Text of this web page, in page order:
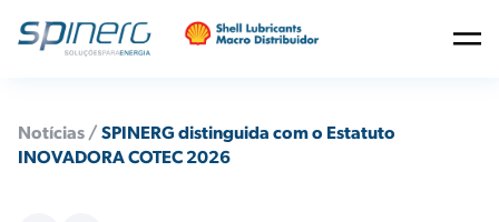
Notícias / SPINERG distinguida com o Estatuto
INOVADORA COTEC 2026